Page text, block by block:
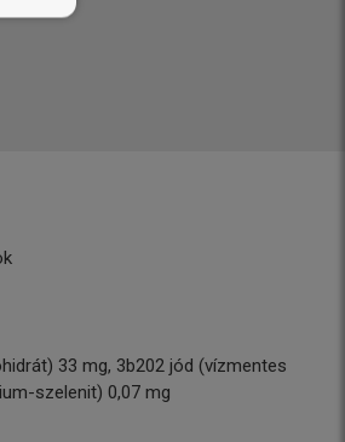
33 mg, 3b202 jód (vízmentes
szelenit) 0,07 mg